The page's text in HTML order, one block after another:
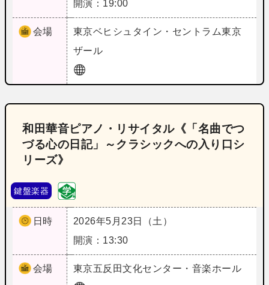
開演：19:00
会場 東京ベヒシュタイン・セントラム東京
ザール
和田華音ピアノ・リサイタル《「名曲でつ
づる心の日記」～クラシックへの入り口シ
リーズ》
鍵盤楽器
日時
2026年5月23日（土）
開演：13:30
会場 東京五反田文化センター・音楽ホール